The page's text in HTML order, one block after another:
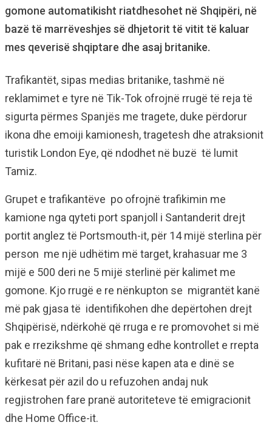
gomone automatikisht riatdhesohet në Shqipëri, në
bazë të marrëveshjes së dhjetorit të vitit të kaluar
mes qeverisë shqiptare dhe asaj britanike.
Trafikantët, sipas medias britanike, tashmë në
reklamimet e tyre në Tik-Tok ofrojnë rrugë të reja të
sigurta përmes Spanjës me tragete, duke përdorur
ikona dhe emoiji kamionesh, tragetesh dhe atraksionit
turistik London Eye, që ndodhet në buzë të lumit
Tamiz.
Grupet e trafikantëve po ofrojnë trafikimin me
kamione nga qyteti port spanjoll i Santanderit drejt
portit anglez të Portsmouth-it, për 14 mijë sterlina për
person me një udhëtim më target, krahasuar me 3
mijë e 500 deri ne 5 mijë sterlinë për kalimet me
gomone. Kjo rrugë e re nënkupton se migrantët kanë
më pak gjasa të identifikohen dhe depërtohen drejt
Shqipërisë, ndërkohë që rruga e re promovohet si më
pak e rrezikshme që shmang edhe kontrollet e rrepta
kufitarë në Britani, pasi nëse kapen ata e dinë se
kërkesat për azil do u refuzohen andaj nuk
regjistrohen fare pranë autoriteteve të emigracionit
dhe Home Office-it.